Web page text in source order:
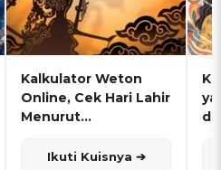
Kalkulator Weton
Online, Cek Hari Lahir
Menurut
Ikuti Kuisnya ➔